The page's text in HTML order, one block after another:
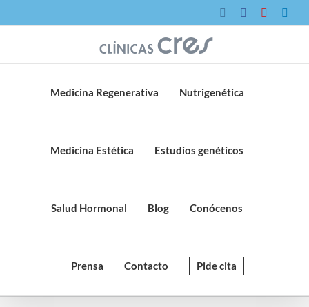
al
InstagramFacebookYouTube
Medicina Regenerativa Nutrigenética
Medicina Estética Estudios genéticos
Salud Hormonal Blog Conócenos
Prensa Contacto Pide cita